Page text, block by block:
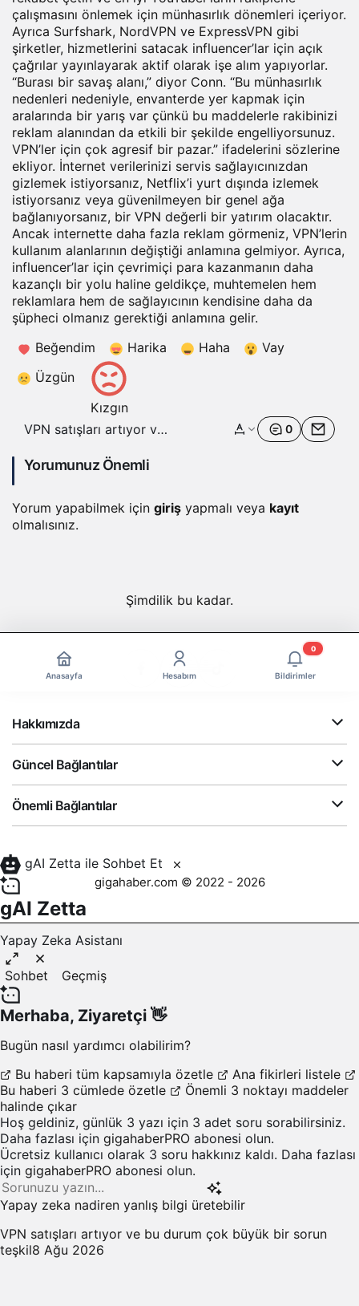
çalışmasını önlemek için münhasırlık dönemleri içeriyor.
Ayrıca Surfshark, NordVPN ve ExpressVPN gibi
şirketler, hizmetlerini satacak influencer’lar için açık
çağrılar yayınlayarak aktif olarak işe alım yapıyorlar.
“Burası bir savaş alanı,” diyor Conn. “Bu münhasırlık
nedenleri nedeniyle, envanterde yer kapmak için
aralarında bir yarış var çünkü bu maddelerle rakibinizi
reklam alanından da etkili bir şekilde engelliyorsunuz.
VPN’ler için çok agresif bir pazar.” ifadelerini sözlerine
ekliyor. İnternet verilerinizi servis sağlayıcınızdan
gizlemek istiyorsanız, Netflix’i yurt dışında izlemek
istiyorsanız veya güvenilmeyen bir genel ağa
bağlanıyorsanız, bir VPN değerli bir yatırım olacaktır.
Ancak internette daha fazla reklam görmeniz, VPN’lerin
kullanım alanlarının değiştiği anlamına gelmiyor. Ayrıca,
influencer’lar için çevrimiçi para kazanmanın daha
kazançlı bir yolu haline geldikçe, muhtemelen hem
reklamlara hem de sağlayıcının kendisine daha da
şüpheci olmanız gerektiği anlamına gelir.
Beğendim
Harika Haha
Vay
Üzgün
Kızgın
VPN satışları artıyor ve
bir sorun teşkil ediyor
0
Yorumunuz Önemli
Yorum yapabilmek için giriş yapmalı veya kayıt
olmalısınız.
Şimdilik bu kadar.
Anasayfa Hesabım Bildirimler
0
Hakkımızda
Güncel Bağlantılar
Önemli Bağlantılar
gigahaber.com © 2022 - 2026
gAI Zetta ile Sohbet Et
gAI Zetta
Yapay Zeka Asistanı
Sohbet Geçmiş
Merhaba, Ziyaretçi 👋
Bugün nasıl yardımcı olabilirim?
Bu haberi tüm kapsamıyla özetle
Ana fikirleri listele
Bu haberi 3 cümlede özetle
Önemli 3 noktayı maddeler
halinde çıkar
Hoş geldiniz, günlük 3 yazı için 3 adet soru sorabilirsiniz.
Daha fazlası için gigahaberPRO abonesi olun.
Ücretsiz kullanıcı olarak 3 soru hakkınız kaldı. Daha fazlası
için gigahaberPRO abonesi olun.
Yapay zeka nadiren yanlış bilgi üretebilir
VPN satışları artıyor ve bu durum çok büyük bir sorun
teşkil8 Ağu 2026